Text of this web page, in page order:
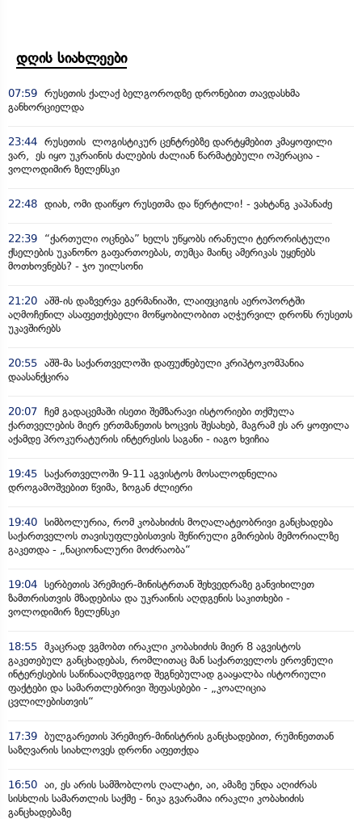
დღის სიახლეები
07:59 რუსეთის ქალაქ ბელგოროდზე დრონებით თავდასხმა
განხორციელდა
23:44 რუსეთის ლოგისტიკურ ცენტრებზე დარტყმებით კმაყოფილი
ვარ, ეს იყო უკრაინის ძალების ძალიან წარმატებული ოპერაცია -
ვოლოდიმირ ზელენსკი
22:48 დიახ, ომი დაიწყო რუსეთმა და წერტილი! - ვახტანგ კაპანაძე
22:39
“ქართული ოცნება” ხელს უწყობს ირანული ტერორისტული
ქსელების უკანონო გაფართოებას, თუმცა მაინც ამერიკას უყენებს
მოთხოვნებს? - ჯო უილსონი
21:20 აშშ-ის დაზვერვა გერმანიაში, ლაიფციგის აეროპორტში
აღმოჩენილ ასაფეთქებელი მოწყობილობით აღჭურვილ დრონს რუსეთს
უკავშირებს
20:55 აშშ-მა საქართველოში დაფუძნებული კრიპტოკომპანია
დაასანქცირა
20:07 ჩემ გადაცემაში ისეთი შემზარავი ისტორიები თქმულა
ქართველების მიერ ერთმანეთის ხოცვის შესახებ, მაგრამ ეს არ ყოფილა
აქამდე პროკურატურის ინტერესის საგანი - იაგო ხვიჩია
19:45 საქართველოში 9-11 აგვისტოს მოსალოდნელია
დროგამოშვებით წვიმა, ზოგან ძლიერი
19:40 სიმბოლურია, რომ კობახიძის მოღალატეობრივი განცხადება
საქართველოს თავისუფლებისთვის შეწირული გმირების მემორიალზე
გაკეთდა - „ნაციონალური მოძრაობა“
19:04 სერბეთის პრემიერ-მინისტრთან შეხვედრაზე განვიხილეთ
ზამთრისთვის მზადებისა და უკრაინის აღდგენის საკითხები -
ვოლოდიმირ ზელენსკი
18:55 მკაცრად ვგმობთ ირაკლი კობახიძის მიერ 8 აგვისტოს
გაკეთებულ განცხადებას, რომლითაც მან საქართველოს ეროვნული
ინტერესების საწინააღმდეგოდ შეგნებულად გააყალბა ისტორიული
ფაქტები და სამართლებრივი შეფასებები - „კოალიცია
ცვლილებისთვის“
17:39 ბულგარეთის პრემიერ-მინისტრის განცხადებით, რუმინეთთან
საზღვარის სიახლოვეს დრონი აფეთქდა
16:50 აი, ეს არის სამშობლოს ღალატი, აი, ამაზე უნდა აღიძრას
სისხლის სამართლის საქმე - ნიკა გვარამია ირაკლი კობახიძის
განცხადებაზე